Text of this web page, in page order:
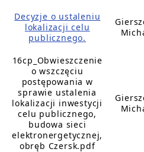
Decyzje o ustaleniu
lokalizacji celu
publicznego.
16cp_Obwieszczenie
o wszczęciu
postępowania w
sprawie ustalenia
lokalizacji inwestycji
celu publicznego,
budowa sieci
elektronergetycznej,
obręb Czersk.pdf